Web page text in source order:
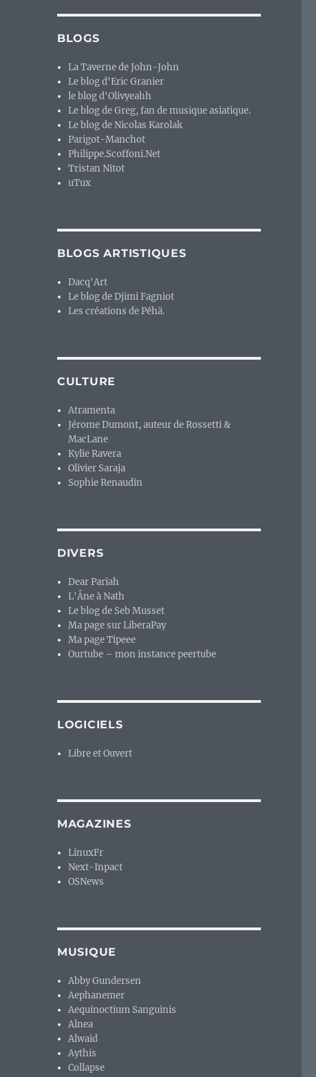
BLOGS
La Taverne de John-John
Le blog d'Eric Granier
le blog d'Olivyeahh
Le blog de Greg, fan de musique asiatique.
Le blog de Nicolas Karolak
Parigot-Manchot
Philippe.Scoffoni.Net
Tristan Nitot
uTux
BLOGS ARTISTIQUES
Dacq'Art
Le blog de Djimi Fagniot
Les créations de Péhä.
CULTURE
Atramenta
Jérome Dumont, auteur de Rossetti &
MacLane
Kylie Ravera
Olivier Saraja
Sophie Renaudin
DIVERS
Dear Pariah
L'Âne à Nath
Le blog de Seb Musset
Ma page sur LiberaPay
Ma page Tipeee
Ourtube – mon instance peertube
LOGICIELS
Libre et Ouvert
MAGAZINES
LinuxFr
Next-Inpact
OSNews
MUSIQUE
Abby Gundersen
Aephanemer
Aequinoctium Sanguinis
Alnea
Alwaid
Aythis
Collapse